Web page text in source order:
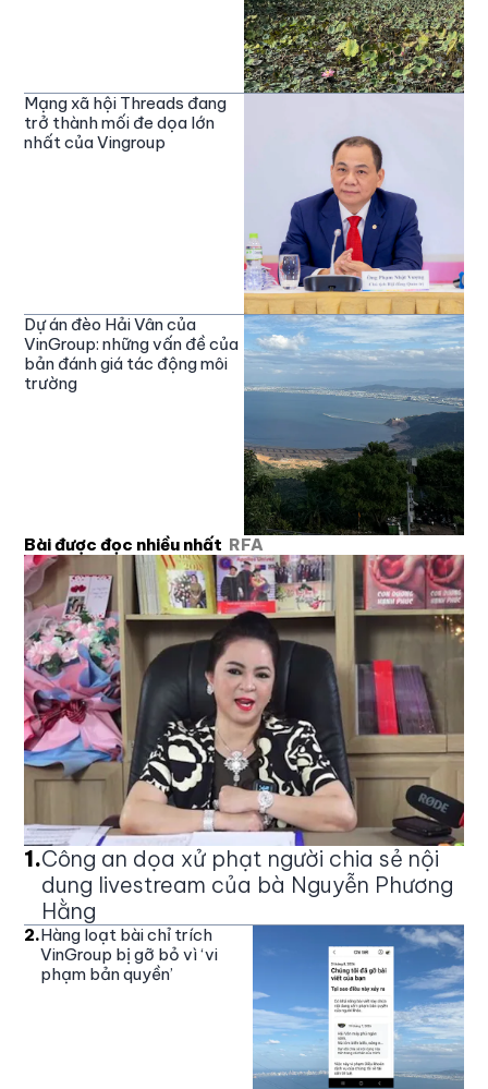
Mạng xã hội Threads đang
trở thành mối đe dọa lớn
nhất của Vingroup
Dự án đèo Hải Vân của
VinGroup: những vấn đề của
bản đánh giá tác động môi
trường
Bài được đọc nhiều nhất RFA
1.Công an dọa xử phạt người chia sẻ nội
dung livestream của bà Nguyễn Phương
Hằng
2.Hàng loạt bài chỉ trích
VinGroup bị gỡ bỏ vì ‘vi
phạm bản quyền’